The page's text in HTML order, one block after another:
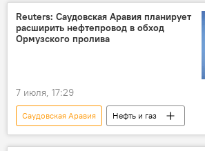
Reuters: Саудовская Аравия планирует
расширить нефтепровод в обход
Ормузского пролива
7 июля, 17:29
Саудовская Аравия
Нефть и газ
Ормузский пролив
Персидский залив